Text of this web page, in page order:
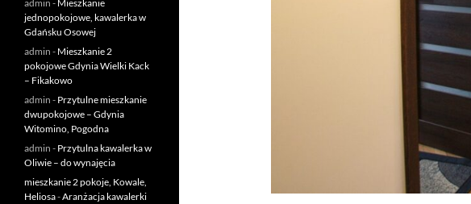
admin - Mieszkanie
jednopokojowe, kawalerka w
Gdańsku Osowej
admin - Mieszkanie 2
pokojowe Gdynia Wielki Kack
– Fikakowo
admin - Przytulne mieszkanie
dwupokojowe – Gdynia
Witomino, Pogodna
admin - Przytulna kawalerka w
Oliwie – do wynajęcia
mieszkanie 2 pokoje, Kowale,
Heliosa-Aranżacja kawalerki